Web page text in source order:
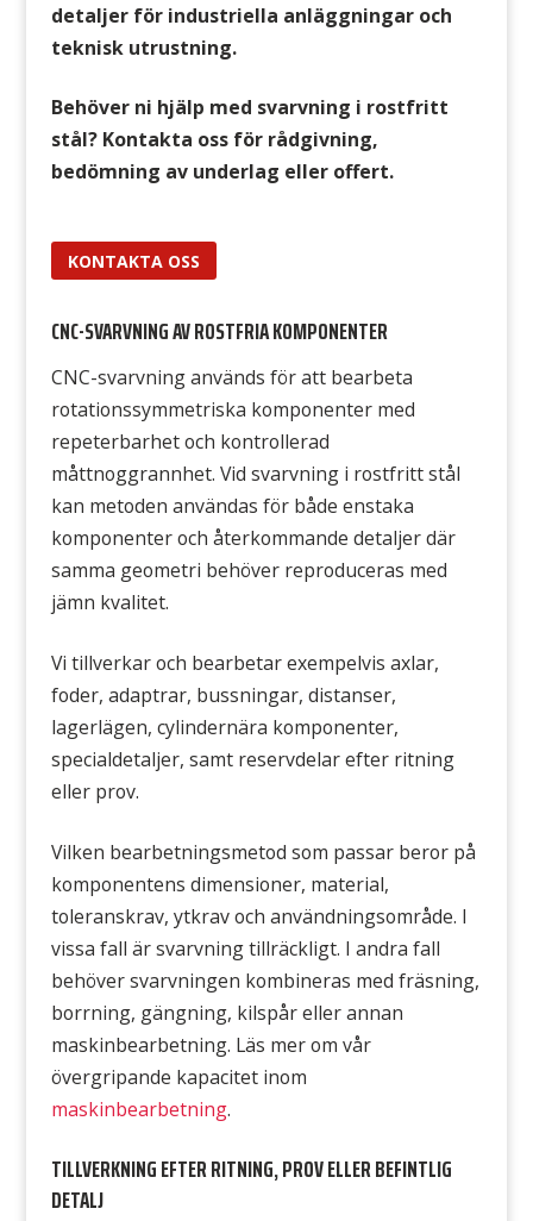
detaljer för industriella anläggningar och
teknisk utrustning.
Behöver ni hjälp med svarvning i rostfritt
stål? Kontakta oss för rådgivning,
bedömning av underlag eller offert.
KONTAKTA OSS
CNC-SVARVNING AV ROSTFRIA KOMPONENTER
CNC-svarvning används för att bearbeta
rotationssymmetriska komponenter med
repeterbarhet och kontrollerad
måttnoggrannhet. Vid svarvning i rostfritt stål
kan metoden användas för både enstaka
komponenter och återkommande detaljer där
samma geometri behöver reproduceras med
jämn kvalitet.
Vi tillverkar och bearbetar exempelvis axlar,
foder, adaptrar, bussningar, distanser,
lagerlägen, cylindernära komponenter,
specialdetaljer, samt reservdelar efter ritning
eller prov.
Vilken bearbetningsmetod som passar beror på
komponentens dimensioner, material,
toleranskrav, ytkrav och användningsområde. I
vissa fall är svarvning tillräckligt. I andra fall
behöver svarvningen kombineras med fräsning,
borrning, gängning, kilspår eller annan
maskinbearbetning. Läs mer om vår
övergripande kapacitet inom
maskinbearbetning.
TILLVERKNING EFTER RITNING, PROV ELLER BEFINTLIG
DETALJ